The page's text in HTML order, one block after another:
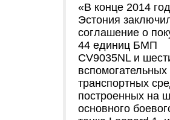
«В конце 2014
Эстония
соглашение о
44 единиц БМП
CV9035NL и
вспомогательных
транспортных
построенных на
основного